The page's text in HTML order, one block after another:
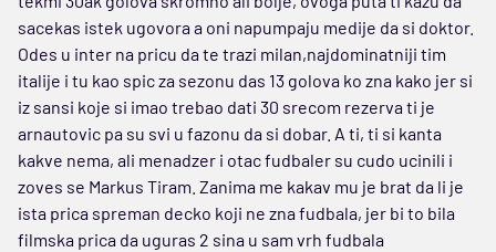
sacekas istek ugovora a oni napumpaju medije da si doktor.
Odes u inter na pricu da te trazi milan,najdominatniji tim
italije i tu kao spic za sezonu das 13 golova ko zna kako jer si
iz sansi koje si imao trebao dati 30 srecom rezerva ti je
arnautovic pa su svi u fazonu da si dobar. A ti, ti si kanta
kakve nema, ali menadzer i otac fudbaler su cudo ucinili i
zoves se Markus Tiram. Zanima me kakav mu je brat da li je
ista prica spreman decko koji ne zna fudbala, jer bi to bila
filmska prica da uguras 2 sina u sam vrh fudbala